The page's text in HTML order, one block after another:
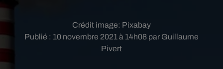
Publié : 10 novembre 2021 à 14h08 par Guillaume
Pivert
Crédit image: Pixabay